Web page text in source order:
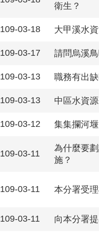
衛生？
109-03-18 大甲溪水
109-03-17 請問烏溪
109-03-13 職務有出
109-03-13 中區水資
109-03-12 集集攔河
109-03-11
為什麼要
施？
109-03-11 本分署受
109-03-11 向本分署